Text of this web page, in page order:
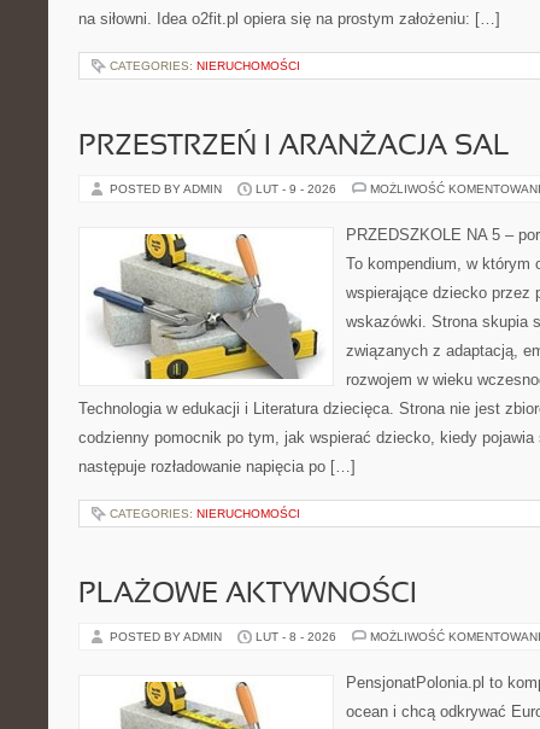
na siłowni. Idea o2fit.pl opiera się na prostym założeniu: […]
CATEGORIES: NIERUCHOMOŚCI
PRZESTRZEŃ I ARANŻACJA SAL
POSTED BY ADMIN LUT - 9 - 2026 MOŻLIWOŚĆ
PRZEDSZKOLE NA 5 –
To kompendium, w którym
wspierające dziecko przez
wskazówki. Strona skupia
związanych z adaptacją,
rozwojem w wieku
Technologia w edukacji i Literatura dziecięca. Strona nie jest
codzienny pomocnik po tym, jak wspierać dziecko, kiedy pojawia
następuje rozładowanie napięcia po […]
CATEGORIES: NIERUCHOMOŚCI
PLAŻOWE AKTYWNOŚCI
POSTED BY ADMIN LUT - 8 - 2026 MOŻLIWOŚĆ
PensjonatPolonia.pl to
ocean i chcą odkrywać